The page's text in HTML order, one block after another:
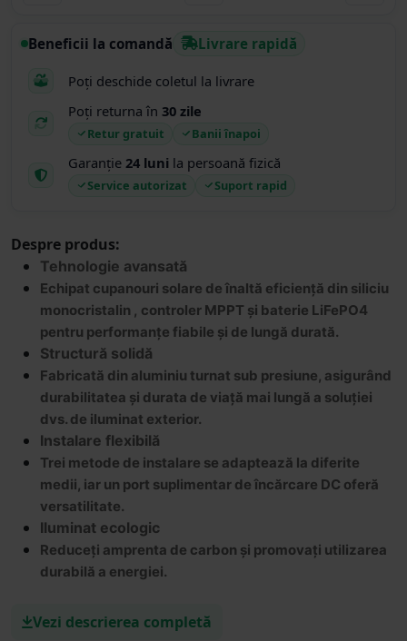
Beneficii la comandă Livrare rapidă
Poți deschide coletul la livrare
Poți returna în 30 zile
Retur gratuit Banii înapoi
Garanție 24 luni la persoană fizică
Service autorizat Suport rapid
Despre produs:
Tehnologie avansată
Echipat cupanouri solare de înaltă eficiență din siliciu
monocristalin , controler MPPT și baterie LiFePO4
pentru performanțe fiabile și de lungă durată.
Structură solidă
Fabricată din aluminiu turnat sub presiune, asigurând
durabilitatea și durata de viață mai lungă a soluției
dvs. de iluminat exterior.
Instalare flexibilă
Trei metode de instalare se adaptează la diferite
medii, iar un port suplimentar de încărcare DC oferă
versatilitate.
Iluminat ecologic
Reduceți amprenta de carbon și promovați utilizarea
durabilă a energiei.
Vezi descrierea completă